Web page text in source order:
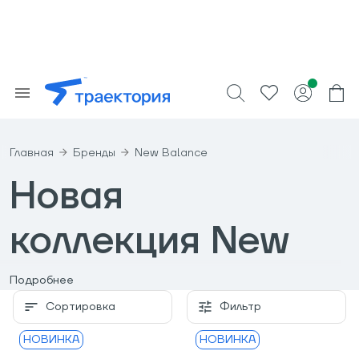
Главная Бренды New Balance
Новая
коллекция New
Balance 2020
От создания супинатора до мирового лидера по
производству спортивной обуви. New Balance —
Подробнее
Сортировка
Фильтр
НОВИНКА НОВИНКА